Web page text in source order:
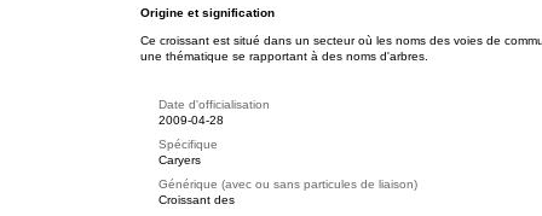
Origine et signification
Ce croissant est situé dans un secteur où les noms des voies de
une thématique se rapportant à des noms d'arbres.
Date d'officialisation
2009-04-28
Spécifique
Caryers
Générique (avec ou sans particules de liaison)
Croissant des